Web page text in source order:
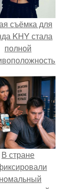
съёмка для
KHY стала
полной
кайли
годы.
В стране